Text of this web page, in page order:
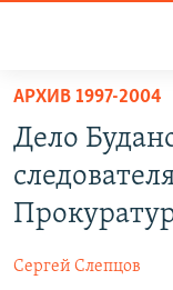
упрощенного
доступа
основному
Вернутся
ПОДКАСТЫ
АВТОРСКИЕ
МНЕНИЯ
АРХИВ 1997-2004
Дело
Сергей Слепцов